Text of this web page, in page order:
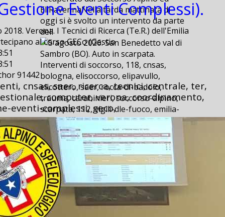
EliRavennaNella tarda mattinata di
oggi si è svolto un intervento da parte
dell
Interventi di soccorso, 118, cnsas,
bologna, elisoccorso, elipavullo,
elicottero, saer, rocca-di-badolo,
trauma, carabinieri, soccorso-alpino,
scarpata, 112, vigili-dle-fuoco, emilia-
est, san-benedetto, val-di-sambro,
provinciale,
5 agosto 2026. San Benedetto val di
Sambro (BO). Auto in scarpata.
5 agosto 2026. San Benedetto val di
Sambro (BO). Auto in scarpata.
2026-08-06 09:20
2026-08-06 09:20
E’ successo ieri, poco dopo le ore 15,
Eventi Complessi).
Verona. I Tecnici di Ricerca (Te.R.) dell'Emilia
al corso GECo (Gestio
91442
cnsas, saer, ricerca, tecnici, centrale, ter,
computer, verona, coordinamento,
eventi-complessi, geco,